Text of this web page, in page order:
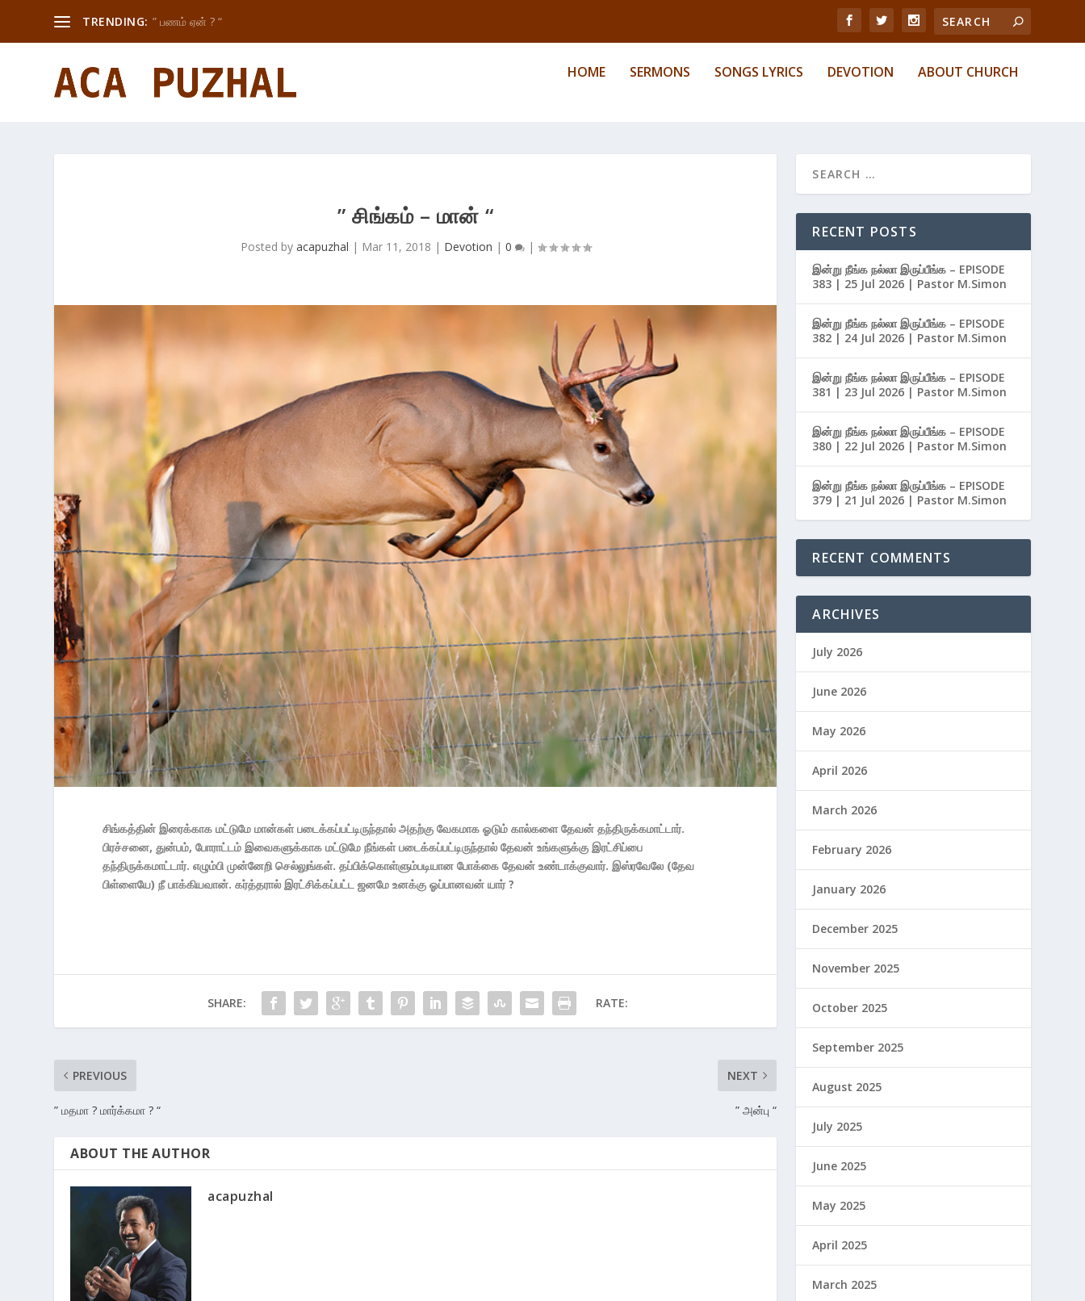
TRENDING: ” பணம் ஏன் ? “
HOME SERMONS SONGS LYRICS DEVOTION ABOUT CHURCH
” சிங்கம் – மான் “
Posted by acapuzhal | Mar 11, 2018 | Devotion | 0 |
சிங்கத்தின் இரைக்காக மட்டுமே மான்கள் படைக்கப்பட்டிருந்தால் அதற்கு வேகமாக ஓடும் கால்களை தேவன் தந்திருக்கமாட்டார்.
பிரச்சனை, துன்பம், போராட்டம் இவைகளுக்காக மட்டுமே நீங்கள் படைக்கப்பட்டிருந்தால் தேவன் உங்களுக்கு இரட்சிப்பை
தந்திருக்கமாட்டார். எழும்பி முன்னேறி செல்லுங்கள். தப்பிக்கொள்ளும்படியான போக்கை தேவன் உண்டாக்குவார். இஸ்ரவேலே (தேவ
பிள்ளையே) நீ பாக்கியவான். கர்த்தரால் இரட்சிக்கப்பட்ட ஜனமே உனக்கு ஓப்பானவன் யார் ?
SHARE: RATE:
PREVIOUS
” மதமா ? மார்க்கமா ? “
NEXT
” அன்பு “
ABOUT THE AUTHOR
acapuzhal
RECENT POSTS
இன்று நீங்க நல்லா இருப்பீங்க – EPISODE
383 | 25 Jul 2026 | Pastor M.Simon
இன்று நீங்க நல்லா இருப்பீங்க – EPISODE
382 | 24 Jul 2026 | Pastor M.Simon
இன்று நீங்க நல்லா இருப்பீங்க – EPISODE
381 | 23 Jul 2026 | Pastor M.Simon
இன்று நீங்க நல்லா இருப்பீங்க – EPISODE
380 | 22 Jul 2026 | Pastor M.Simon
இன்று நீங்க நல்லா இருப்பீங்க – EPISODE
379 | 21 Jul 2026 | Pastor M.Simon
RECENT COMMENTS
ARCHIVES
July 2026
June 2026
May 2026
April 2026
March 2026
February 2026
January 2026
December 2025
November 2025
October 2025
September 2025
August 2025
July 2025
June 2025
May 2025
April 2025
March 2025